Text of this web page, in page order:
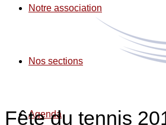
Notre association
Nos sections
Agenda
Fête du tennis